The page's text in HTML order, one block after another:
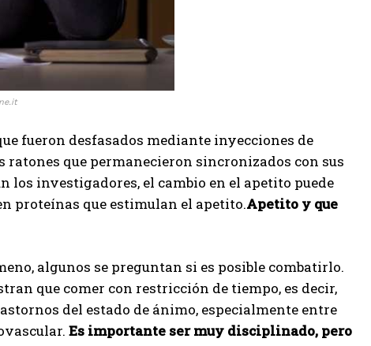
fueron desfasados ​​mediante inyecciones de
que permanecieron sincronizados con sus
los investigadores, el cambio en el apetito puede
proteínas que estimulan el apetito.Apetito y que
algunos se preguntan si es posible combatirlo.
que comer con restricción de tiempo, es decir,
del estado de ánimo, especialmente entre
Es importante ser muy disciplinado, pero